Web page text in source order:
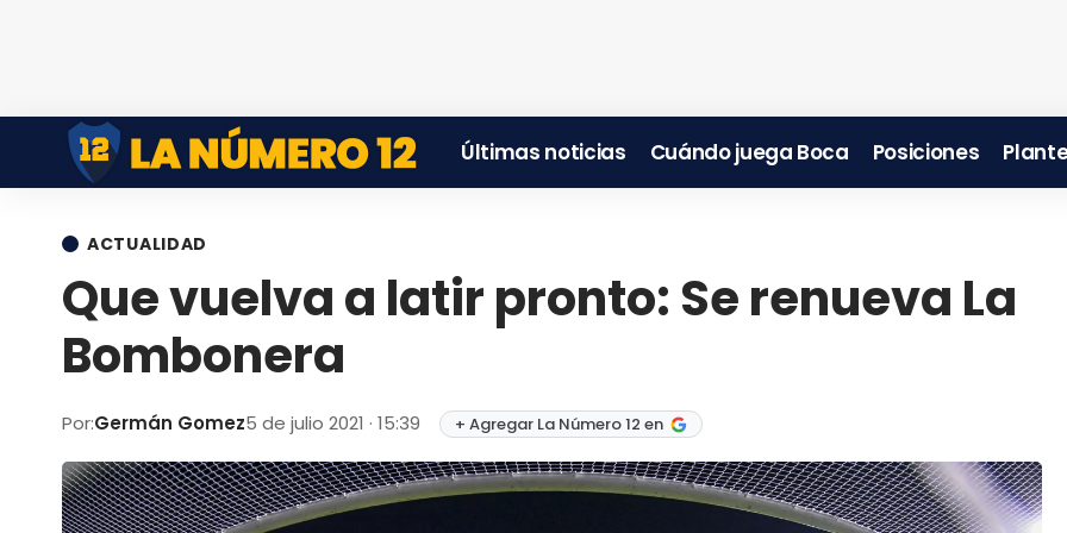
Últimas noticias Cuándo juega Boca Posiciones
ACTUALIDAD
Que vuelva a latir pronto: Se renueva La
Bombonera
Por:Germán Gomez5 de julio 2021 · 15:39 + Agregar La Número 12 en